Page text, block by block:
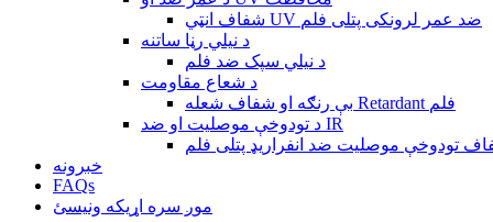
شفاف انټي UV ضد عمر لرونکی پتلی فلم
د نیلي رڼا ساتنه
د نیلي سپک ضد فلم
د شعاع مقاومت
بې رنګه او شفاف شعله Retardant فلم
د تودوخې موصلیت او ضد IR
تودوخې موصلیت ضد انفراریډ پتلی فلم
خبرونه
FAQs
موږ سره اړیکه ونیسئ